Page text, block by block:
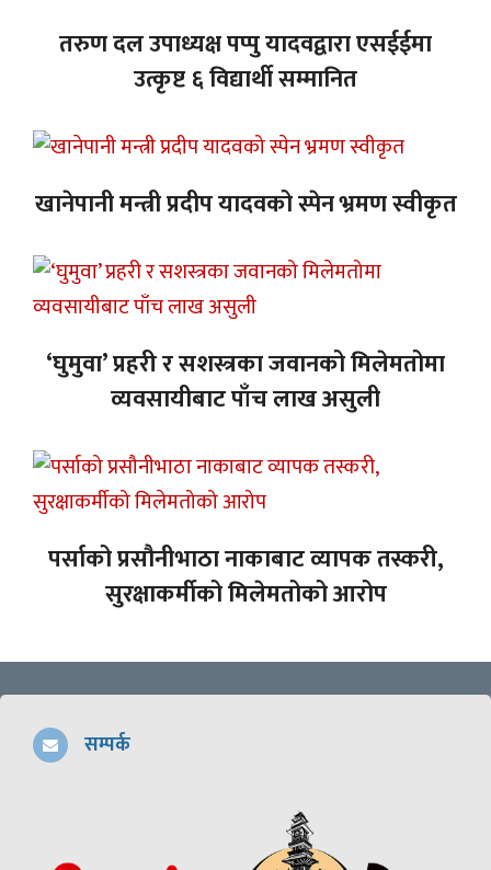
तरुण दल उपाध्यक्ष पप्पु यादवद्वारा एसईईमा
उत्कृष्ट ६ विद्यार्थी सम्मानित
खानेपानी मन्त्री प्रदीप यादवको स्पेन भ्रमण स्वीकृत
‘घुमुवा’ प्रहरी र सशस्त्रका जवानको मिलेमतोमा
व्यवसायीबाट पाँच लाख असुली
पर्साको प्रसौनीभाठा नाकाबाट व्यापक तस्करी,
सुरक्षाकर्मीको मिलेमतोको आरोप
सम्पर्क